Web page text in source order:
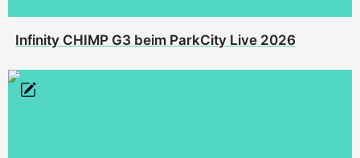
Infinity CHIMP G3 beim ParkCity Live 2026